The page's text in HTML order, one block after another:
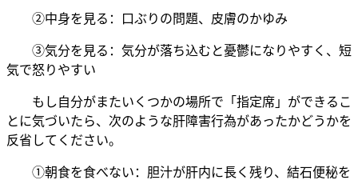
②中身を見る：口ぶりの問題、皮膚のかゆみ
③気分を見る：気分が落ち込むと憂鬱になりやすく、短
気で怒りやすい
もし自分がまたいくつかの場所で「指定席」ができるこ
とに気づいたら、次のような肝障害行為があったかどうかを
反省してください。
①朝食を食べない：胆汁が肝内に長く残り、結石便秘を